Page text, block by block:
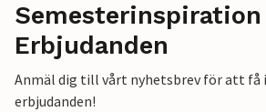
Semesterinspiration
Erbjudanden
Anmäl dig till vårt nyhetsbrev för att få
erbjudanden!